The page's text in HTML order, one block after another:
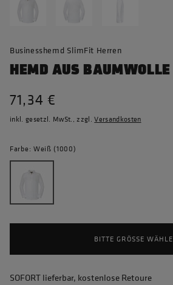
Businesshemd SlimFit Herren
HEMD AUS BAUMWOLLE
71,34 €
inkl. gesetzl. MwSt., zzgl.Versandkosten
Farbe: Weiß (1000)
BITTE GRÖSSE WÄHLEN
SOFORT lieferbar, kostenlose Retoure